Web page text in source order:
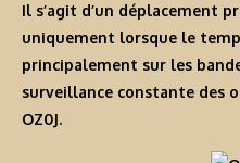
Il s’agit d’un déplacement
uniquement lorsque le
principalement sur les
surveillance constante des
OZ0J.